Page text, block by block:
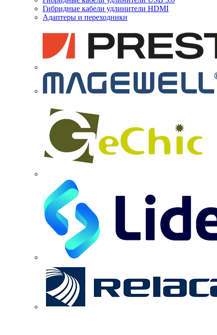
Гибридные кабели удлинители HDMI
Адаптеры и переходники